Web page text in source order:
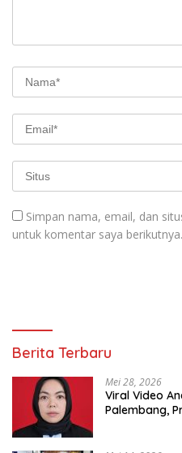
Simpan nama, email, dan
untuk komentar saya berikutnya.
Berita Terbaru
Mei 28, 2026
Viral Video
Palembang,